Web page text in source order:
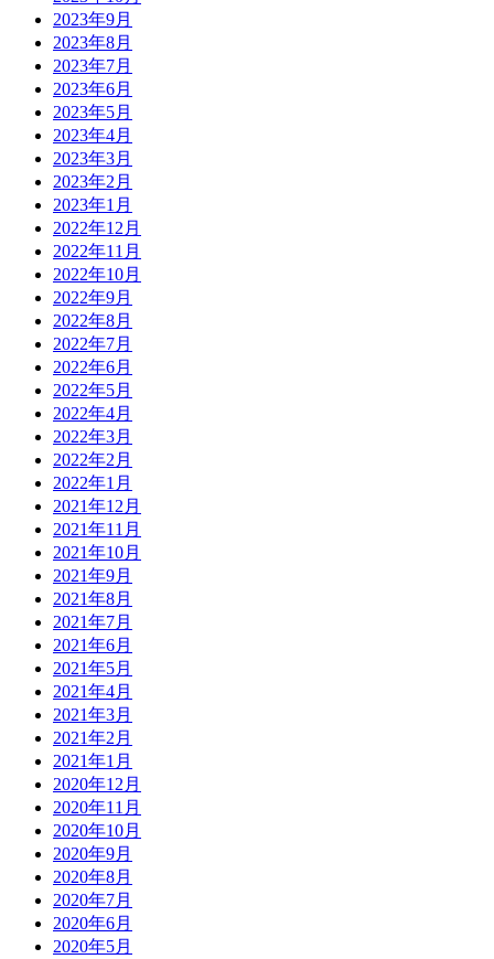
2023年9月
2023年8月
2023年7月
2023年6月
2023年5月
2023年4月
2023年3月
2023年2月
2023年1月
2022年12月
2022年11月
2022年10月
2022年9月
2022年8月
2022年7月
2022年6月
2022年5月
2022年4月
2022年3月
2022年2月
2022年1月
2021年12月
2021年11月
2021年10月
2021年9月
2021年8月
2021年7月
2021年6月
2021年5月
2021年4月
2021年3月
2021年2月
2021年1月
2020年12月
2020年11月
2020年10月
2020年9月
2020年8月
2020年7月
2020年6月
2020年5月